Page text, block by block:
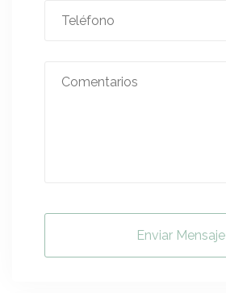
Enviar Mensaje